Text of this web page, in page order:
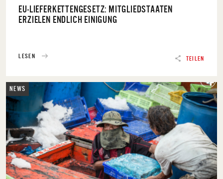
TEILEN
EU-LIEFERKETTENGESETZ: MITGLIEDSTAATEN
ERZIELEN ENDLICH EINIGUNG
LESEN
NEWS